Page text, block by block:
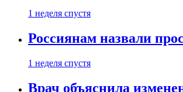
1 неделя спустя
Россиянам назвали
1 неделя спустя
Врач объяснила